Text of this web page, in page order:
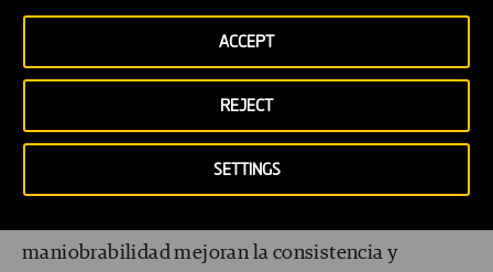
SETTINGS
REJECT
ACCEPT
lanzarse desde cualquier punto, tanto en el mar
como en tierra, incluso desde vehículos o buques
en movimiento. El dronrecopila datos en tiempo
realque pueden sertransmitidos en directoa un
maniobrabilidad mejoran la consistencia y